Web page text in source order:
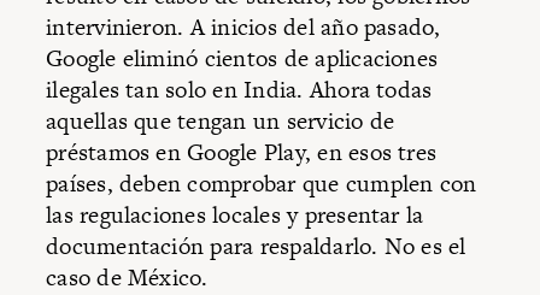
intervinieron. A inicios del año pasado,
Google eliminó cientos de aplicaciones
ilegales tan solo en India. Ahora todas
aquellas que tengan un servicio de
préstamos en Google Play, en esos tres
países, deben comprobar que cumplen con
las regulaciones locales y presentar la
documentación para respaldarlo. No es el
caso de México.